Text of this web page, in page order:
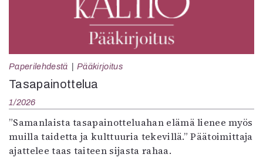
Paperilehdestä Pääkirjoitus
Tasapainottelua
1/2026
”Samanlaista tasapainotteluahan elämä lienee myös
muilla taidetta ja kulttuuria tekevillä.” Päätoimittaja
ajattelee taas taiteen sijasta rahaa.